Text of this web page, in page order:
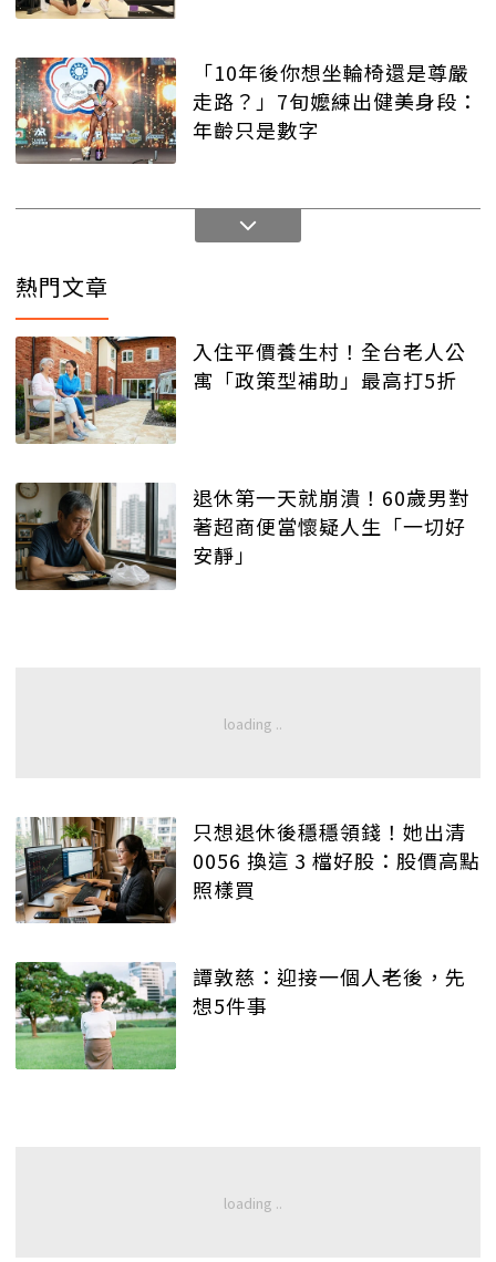
「10年後你想坐輪椅還是尊嚴
走路？」7旬嬤練出健美身段：
年齡只是數字
熱門文章
入住平價養生村！全台老人公
寓「政策型補助」最高打5折
退休第一天就崩潰！60歲男對
著超商便當懷疑人生「一切好
安靜」
只想退休後穩穩領錢！她出清
0056 換這 3 檔好股：股價高點
照樣買
譚敦慈：迎接一個人老後，先
想5件事